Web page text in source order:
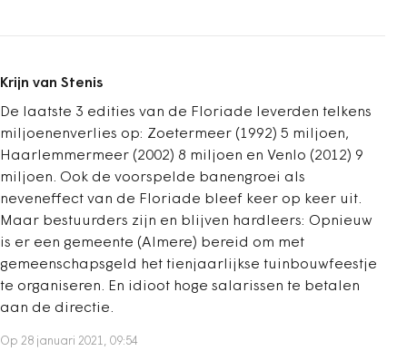
Krijn van Stenis
De laatste 3 edities van de Floriade leverden telkens
miljoenenverlies op: Zoetermeer (1992) 5 miljoen,
Haarlemmermeer (2002) 8 miljoen en Venlo (2012) 9
miljoen. Ook de voorspelde banengroei als
neveneffect van de Floriade bleef keer op keer uit.
Maar bestuurders zijn en blijven hardleers: Opnieuw
is er een gemeente (Almere) bereid om met
gemeenschapsgeld het tienjaarlijkse tuinbouwfeestje
te organiseren. En idioot hoge salarissen te betalen
aan de directie.
Op 28 januari 2021, 09:54